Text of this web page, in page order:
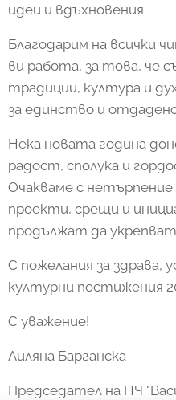
идеи и вдъхновения.
Благодарим на всички
ви работа, за това, че
традиции, култура и
за единство и
Нека новата година
радост, сполука и
Очакваме с
проекти, срещи и
продължат да
С пожелания за здрава,
културни постижения
С уважение!
Лиляна Барганска
Председател на НЧ